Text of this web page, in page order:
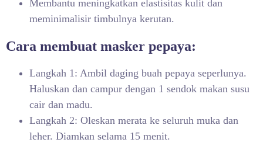
Membantu meningkatkan elastisitas kulit dan
meminimalisir timbulnya kerutan.
Cara membuat masker pepaya:
Langkah 1: Ambil daging buah pepaya seperlunya.
Haluskan dan campur dengan 1 sendok makan susu
cair dan madu.
Langkah 2: Oleskan merata ke seluruh muka dan
leher. Diamkan selama 15 menit.